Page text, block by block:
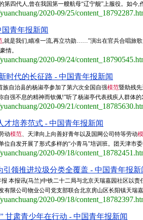
第四代人,曾在我国第一艘航母“辽宁舰”上服役。如
2020-09/25/
国青年报新闻
,就是我们,瞄准一流,再立功勋……”演出在官兵合唱旅
情。
2020-09/24/
时代的长征路 - 中国青年报新闻
族自治县的杨淑亭参加了第六次全国自强模范暨助残
自强不息的精神而钦佩!”听了杨淑亭代表残疾人群体
2020-09/21/
才培养范式 - 中国青年报新闻
动模范、天津向上向善好青年以及国网公司特等劳动
位自发开展了形式多样的“小青马”培训班。团天津
2020-09/18/
引领推进垃圾分类全覆盖 - 中国青年报新
本报讯(马兰)中铁二十二局与北京天瑞嘉园社区以
有限公司物业公司党支部联合北京房山区长阳镇天瑞
2020-09/18/
甘肃青少年在行动 - 中国青年报新闻